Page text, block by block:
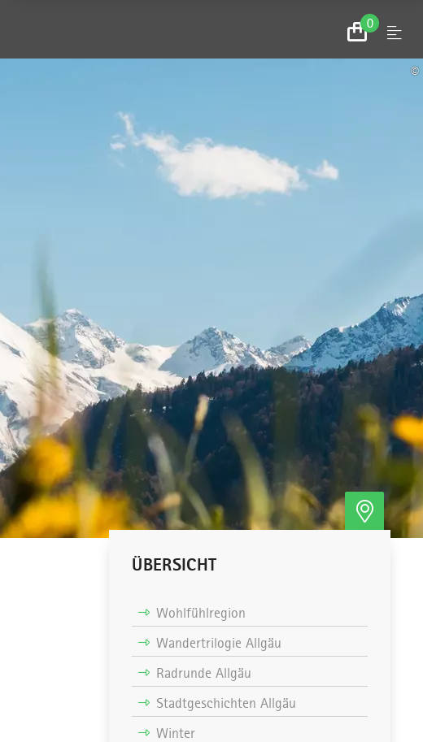
0
Zum
Warenkorb
Menu
©
ÜBERSICHT
Wohlfühlregion
Wandertrilogie Allgäu
Radrunde Allgäu
Stadtgeschichten Allgäu
Winter